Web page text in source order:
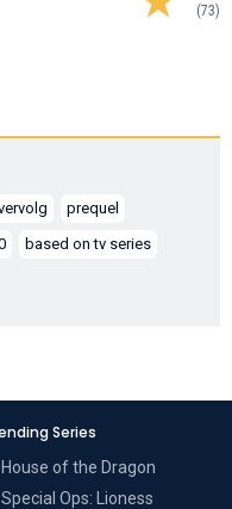
(73)
prequel
based on tv series
Series
House of the Dragon
Special Ops: Lioness